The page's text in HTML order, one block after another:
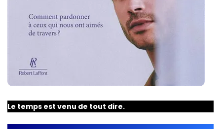
Le temps est venu de tout dire.